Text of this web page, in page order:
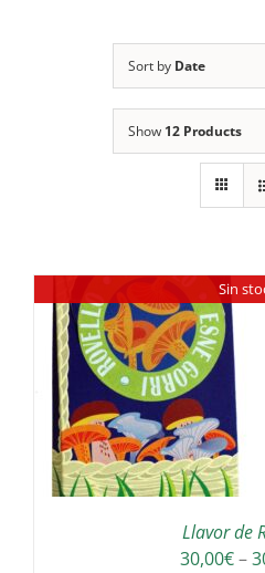
Sort by Date
Show 12 Products
Sin
Llavor de
30,00€ –